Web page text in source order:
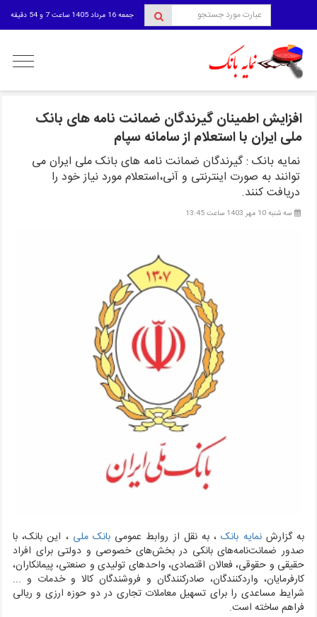
جمعه 16 مرداد 1405 ساعت 7 و 54 دقیقه
منوی
افزایش اطمینان گیرندگان ضمانت نامه های بانک
ملی ایران با استعلام از سامانه سپام
نمایه بانک : گیرندگان ضمانت نامه های بانک ملی ایران می
توانند به صورت اینترنتی و آنی،استعلام مورد نیاز خود را
دریافت کنند.
سه شنبه 10 مهر 1403 ساعت 13:45
به گزارشنمایه بانک، به نقل از روابط عمومیبانک ملی،این بانک، با
صدور ضمانت‌نامه‌های بانکی در بخش‌های خصوصی و دولتی برای افراد
حقیقی و حقوقی، فعالان اقتصادی، واحدهای تولیدی و صنعتی، پیمانکاران،
کارفرمایان، واردکنندگان، صادرکنندگان و فروشندگان کالا و خدمات و ...
شرایط مساعدی را برای تسهیل معاملات تجاری در دو حوزه ارزی و ریالی
فراهم ساخته است.